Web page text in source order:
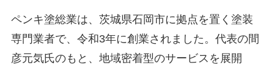
ペンキ塗総業は、茨城県石岡市に拠点を置く塗装
専門業者で、令和3年に創業されました。代表の間
彦元気氏のもと、地域密着型のサービスを展開